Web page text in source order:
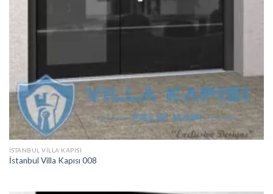
İSTANBUL VILLA KAPISI
İstanbul Villa Kapısı 008